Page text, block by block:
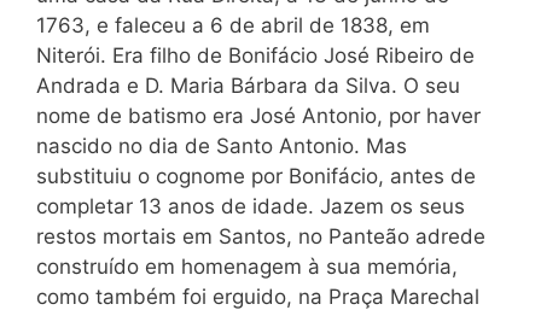
1763, e faleceu a 6 de abril de 1838, em
Niterói. Era filho de Bonifácio José Ribeiro de
Andrada e D. Maria Bárbara da Silva. O seu
nome de batismo era José Antonio, por haver
nascido no dia de Santo Antonio. Mas
substituiu o cognome por Bonifácio, antes de
completar 13 anos de idade. Jazem os seus
restos mortais em Santos, no Panteão adrede
construído em homenagem à sua memória,
como também foi erguido, na Praça Marechal